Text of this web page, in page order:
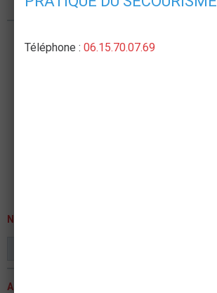
NEWSLETTER
ACTUALITÉS
Téléphone : 06.15.70.07.69